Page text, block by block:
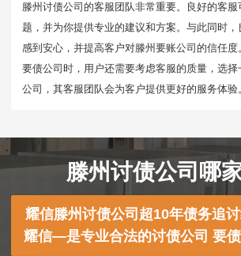
滕州讨债公司的客服团队非常重要。良好的客服
题，并为你提供专业的建议和方案。与此同时
感到安心，并提高客户对滕州要账公司的信任度
要债公司时，用户还需要考虑客服的质量，选
公司，其客服团队会为客户提供更好的服务体验
滕州讨债公司哪
耀信滕州讨债公司超10年债务追
耀信—是专业合法的讨债公司 要债